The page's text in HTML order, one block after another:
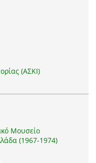
(ΑΣΚΙ)
Μουσείο
(1967-1974)